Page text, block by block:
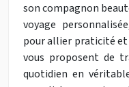
son compagnon
voyage
pour allier praticité
vous proposent de
quotidien en